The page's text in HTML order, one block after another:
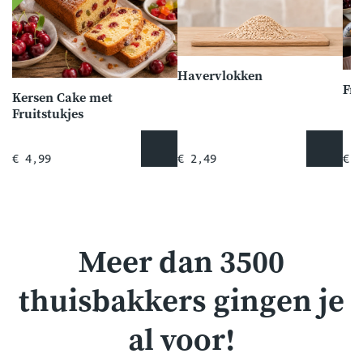
Kersen Cake met
Fruitstukjes
€ 4,99
Havervlokken
€ 2,49 €
Meer dan 3500
thuisbakkers gingen je
al voor!